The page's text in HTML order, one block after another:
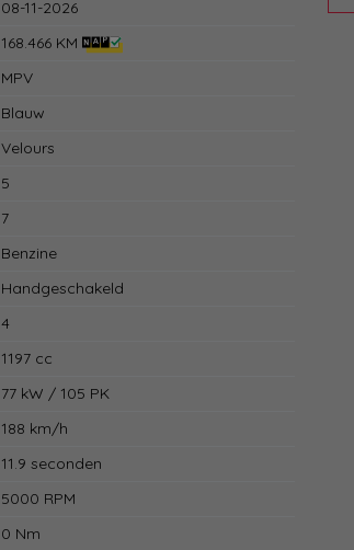
08-11-2026
168.466 KM
MPV
Blauw
Velours
5
7
Benzine
Handgeschakeld
4
1197 cc
77 kW / 105 PK
188 km/h
11.9 seconden
5000 RPM
0 Nm